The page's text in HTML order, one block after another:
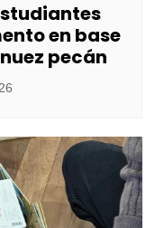
en base
pecán